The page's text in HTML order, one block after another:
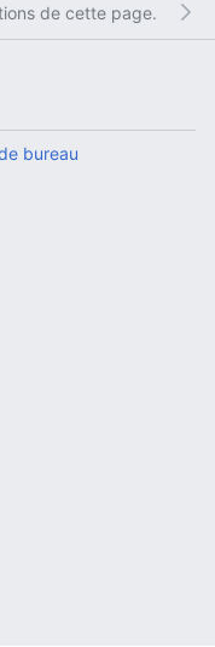
de cette page.
bureau